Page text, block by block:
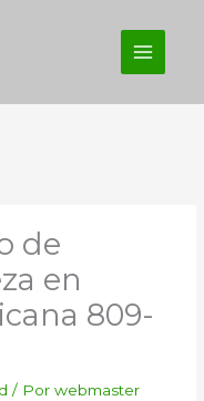
de
en
809-
/ Porwebmaster